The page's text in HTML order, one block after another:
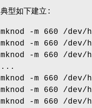
典型如下建立:
mknod -m 660 /dev/
mknod -m 660 /dev/
mknod -m 660 /dev/
...
mknod -m 660 /dev/
mknod -m 660 /dev/
mknod -m 660 /dev/